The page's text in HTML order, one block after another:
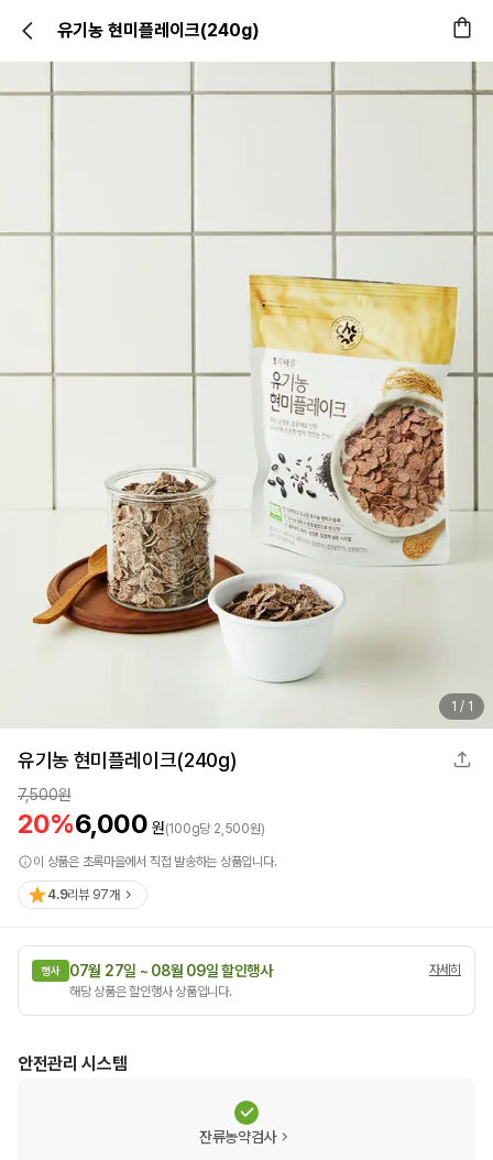
유기농 현미플레이크(240g)
1 / 1
유기농 현미플레이크(240g)
7,500원
20%6,000 원(100g당 2,500원)
이 상품은 초록마을에서 직접 발송하는 상품입니다.
4.9리뷰 97개
행사 07월 27일 ~ 08월 09일 할인행사
해당 상품은 할인행사 상품입니다.
자세히
안전관리 시스템
잔류농약검사